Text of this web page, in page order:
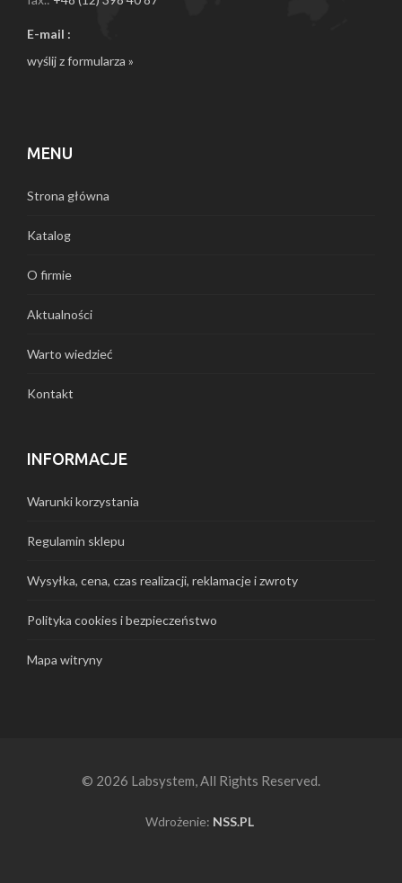
E-mail :
wyślij z formularza »
MENU
Strona główna
Katalog
O firmie
Aktualności
Warto wiedzieć
Kontakt
INFORMACJE
Warunki korzystania
Regulamin sklepu
Wysyłka, cena, czas realizacji, reklamacje i zwroty
Polityka cookies i bezpieczeństwo
Mapa witryny
© 2026 Labsystem, All Rights Reserved.
Wdrożenie: NSS.PL